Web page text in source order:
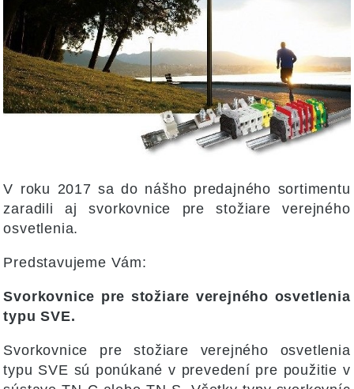
V roku 2017 sa do nášho predajného sortimentu
zaradili aj svorkovnice pre stožiare verejného
osvetlenia.
Predstavujeme Vám:
Svorkovnice pre stožiare verejného osvetlenia
typu SVE.
Svorkovnice pre stožiare verejného osvetlenia
typu SVE sú ponúkané v prevedení pre použitie v